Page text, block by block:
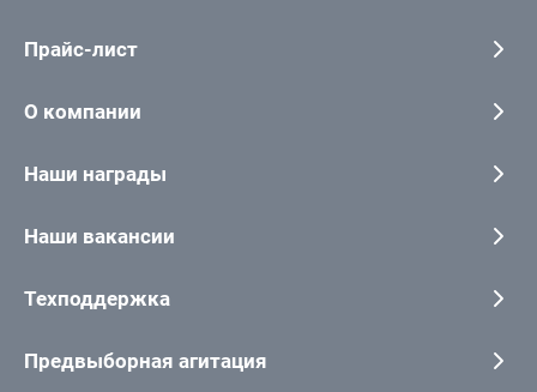
Прайс-лист
О компании
Наши награды
Наши вакансии
Техподдержка
Предвыборная агитация